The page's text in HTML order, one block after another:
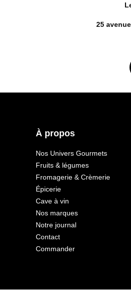
25
À propos
Nos Univers Gourmets
Fruits & légumes
Fromagerie & Crèmerie
Épicerie
Cave à vin
Nos marques
Notre journal
Contact
Commander